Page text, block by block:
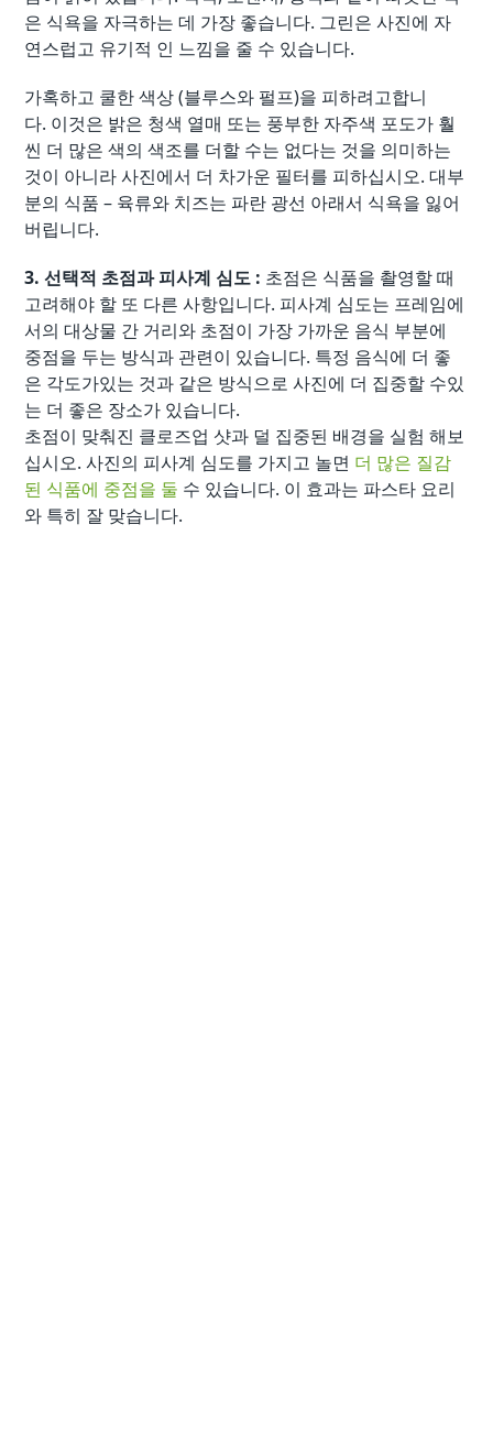
은 식욕을 자극하는 데 가장 좋습니다. 그린은 사진에 자
연스럽고 유기적 인 느낌을 줄 수 있습니다.
가혹하고 쿨한 색상 (블루스와 펄프)을 피하려고합니
다. 이것은 밝은 청색 열매 또는 풍부한 자주색 포도가 훨
씬 더 많은 색의 색조를 더할 수는 없다는 것을 의미하는
것이 아니라 사진에서 더 차가운 필터를 피하십시오. 대부
분의 식품 – 육류와 치즈는 파란 광선 아래서 식욕을 잃어
버립니다.
3. 선택적 초점과 피사계 심도 : 초점은 식품을 촬영할 때
고려해야 할 또 다른 사항입니다. 피사계 심도는 프레임에
서의 대상물 간 거리와 초점이 가장 가까운 음식 부분에
중점을 두는 방식과 관련이 있습니다. 특정 음식에 더 좋
은 각도가있는 것과 같은 방식으로 사진에 더 집중할 수있
는 더 좋은 장소가 있습니다.
초점이 맞춰진 클로즈업 샷과 덜 집중된 배경을 실험 해보
십시오. 사진의 피사계 심도를 가지고 놀면 더 많은 질감
된 식품에 중점을 둘 수 있습니다. 이 효과는 파스타 요리
와 특히 잘 맞습니다.